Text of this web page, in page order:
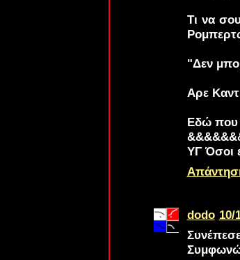
Τι να
"Δεν
Αρε
Εδώ που
ΥΓ Όσοι
dodo 10/
Συμφωνώ